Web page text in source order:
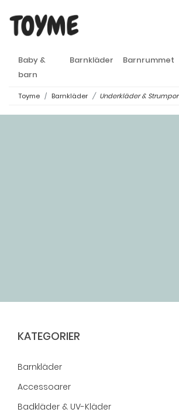
Baby &
barn
Barnkläder Barnrummet
Toyme Barnkläder Underkläder & Strumpor
KATEGORIER
Barnkläder
Accessoarer
Badkläder & UV-Kläder